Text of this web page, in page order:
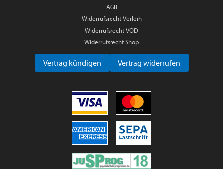
AGB
Widerrufsrecht Verleih
Widerrufsrecht VOD
Widerrufsrecht Shop
Vertrag kündigen Vertrag widerrufen